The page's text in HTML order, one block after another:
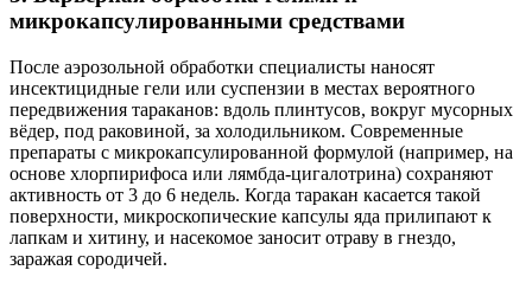
микрокапсулированными средствами
После аэрозольной обработки специалисты наносят
инсектицидные гели или суспензии в местах вероятного
передвижения тараканов: вдоль плинтусов, вокруг мусорных
вёдер, под раковиной, за холодильником. Современные
препараты с микрокапсулированной формулой (например, на
основе хлорпирифоса или лямбда-цигалотрина) сохраняют
активность от 3 до 6 недель. Когда таракан касается такой
поверхности, микроскопические капсулы яда прилипают к
лапкам и хитину, и насекомое заносит отраву в гнездо,
заражая сородичей.